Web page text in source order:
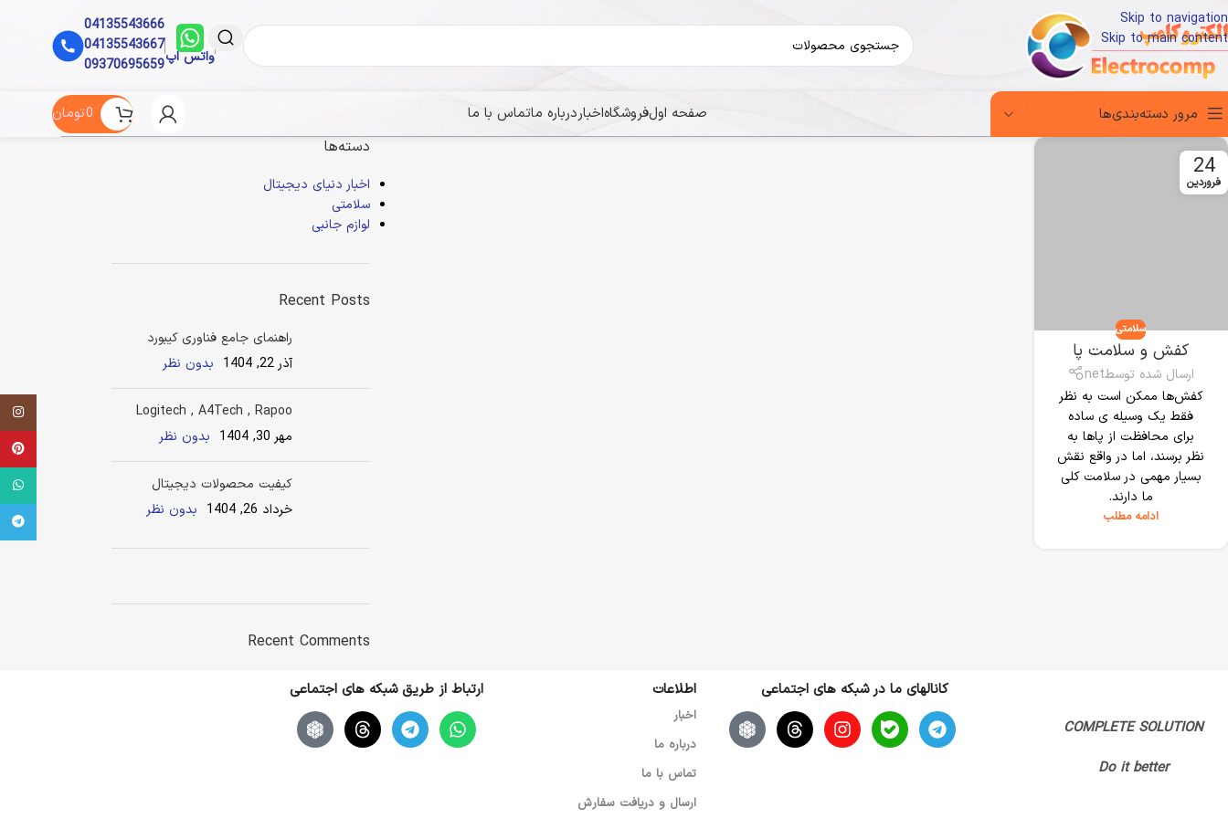
Skip to navigation
Skip to main content
واتس اپ
04135543666
04135543667
09370695659
مرور دسته‌بندی‌ها صفحه اولفروشگاهاخباردرباره ماتماس با ما 0تومان
24
فروردین
سلامتی
کفش و سلامت پا
ارسال شده توسطnet
کفش‌ها ممکن است به نظر
فقط یک وسیله ی ساده
برای محافظت از پاها به
نظر برسند، اما در واقع نقش
بسیار مهمی در سلامت کلی
ما دارند.
ادامه مطلب
دسته‌ها
اخبار دنیای دیجیتال
سلامتی
لوازم جانبی
Recent Posts
راهنمای جامع فناوری کیبورد
آذر 22, 1404
بدون نظر
Logitech , A4Tech , Rapoo
مهر 30, 1404
بدون نظر
کیفیت محصولات دیجیتال
خرداد 26, 1404
بدون نظر
HP Envy 34
Recent Comments
COMPLETE SOLUTION
Do it better
کانالهای ما در شبکه های اجتماعی اطلاعات
اخبار
درباره ما
تماس با ما
ارسال و دریافت سفارش
ارتباط از طریق شبکه های اجتماعی